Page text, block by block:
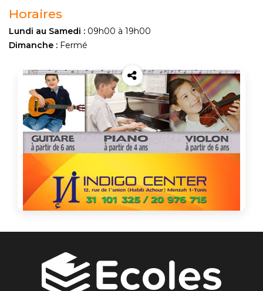
Horaires
Lundi au Samedi : 09h00 à 19h00
Dimanche : Fermé
Recommander
à un ami :